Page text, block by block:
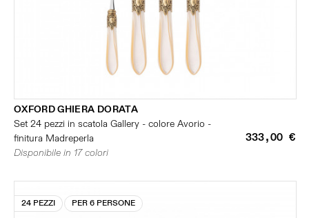
OXFORD GHIERA DORATA
Set 24 pezzi in scatola Gallery - colore Avorio -
finitura Madreperla
333,00 €
Disponibile in 17 colori
24 PEZZI PER 6 PERSONE